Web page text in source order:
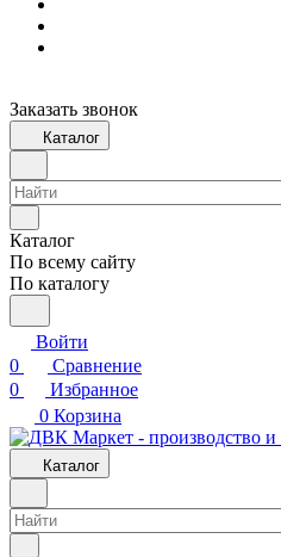
Заказать звонок
Каталог
Каталог
По всему сайту
По каталогу
Войти
0
Сравнение
0
Избранное
0 Корзина
Каталог